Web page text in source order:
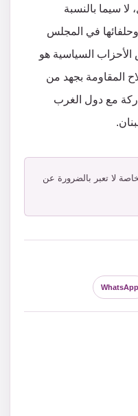
لا سيما بالنسبة
في المجلس
الأحزاب السياسية هو
المقاومة بجهد من
مع دول الغرب
لا تعبر بالضرورة عن
WhatsApp